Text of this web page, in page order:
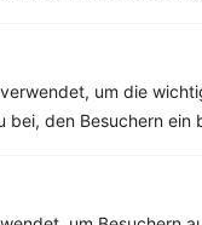
um die
bei, den Besuchern ein
Rezepte